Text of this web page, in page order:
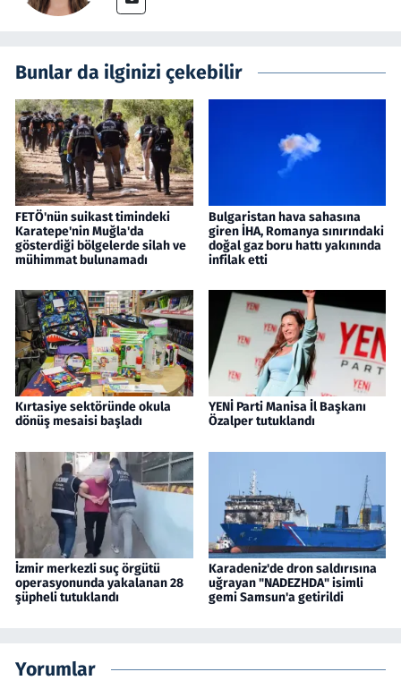
Bunlar da ilginizi çekebilir
FETÖ'nün suikast timindeki
Karatepe'nin Muğla'da
gösterdiği bölgelerde silah ve
mühimmat bulunamadı
Bulgaristan hava sahasına
giren İHA, Romanya sınırındaki
doğal gaz boru hattı yakınında
infilak etti
Kırtasiye sektöründe okula
dönüş mesaisi başladı
YENİ Parti Manisa İl Başkanı
Özalper tutuklandı
İzmir merkezli suç örgütü
operasyonunda yakalanan 28
şüpheli tutuklandı
Karadeniz'de dron saldırısına
uğrayan "NADEZHDA" isimli
gemi Samsun'a getirildi
Yorumlar